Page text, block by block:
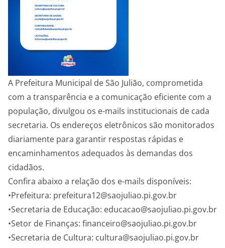
A Prefeitura Municipal de São Julião, comprometida
com a transparência e a comunicação eficiente com a
população, divulgou os e-mails institucionais de cada
secretaria. Os endereços eletrônicos são monitorados
diariamente para garantir respostas rápidas e
encaminhamentos adequados às demandas dos
cidadãos.
Confira abaixo a relação dos e-mails disponíveis:
•Prefeitura: prefeitura12@saojuliao.pi.gov.br
•Secretaria de Educação: educacao@saojuliao.pi.gov.br
•Setor de Finanças: financeiro@saojuliao.pi.gov.br
•Secretaria de Cultura: cultura@saojuliao.pi.gov.br